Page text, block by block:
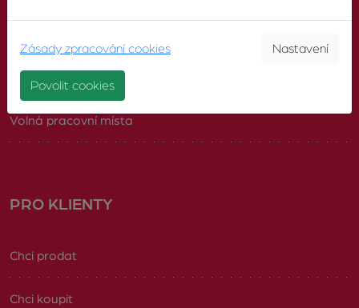
Volná pracovní místa
PRO KLIENTY
Chci prodat
Chci koupit
Zásady zpracování cookies Nastavení
Povolit cookies